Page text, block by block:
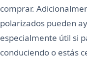
comprar.
polarizados pueden
especialmente útil si
conduciendo o estás